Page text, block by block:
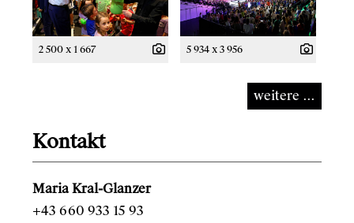
2 500 x 1 667 5 934 x 3 956
weitere ...
Kontakt
Maria Kral-Glanzer
+43 660 933 15 93